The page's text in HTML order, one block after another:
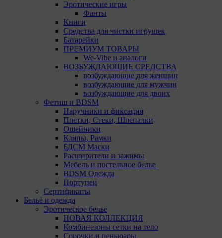
Эротические игры
Фанты
Книги
Средства для чистки игрушек
Батарейки
ПРЕМИУМ ТОВАРЫ
We-Vibe и аналоги
ВОЗБУЖДАЮЩИЕ СРЕДСТВА
возбуждающие для женщин
возбуждающие для мужчин
возбуждающие для двоих
Фетиш и BDSM
Наручники и фиксация
Плетки, Стеки, Шлепалки
Ошейники
Кляпы, Рамки
БДСМ Маски
Расширители и зажимы
Мебель и постельное белье
BDSM Одежда
Портупеи
Сертификаты
Бельё и одежда
Эротическое белье
НОВАЯ КОЛЛЕКЦИЯ
Комбинезоны сетки на тело
Сорочки и пеньюары
Internet Explorer
15. Пользователь всегда может направить сообщение
с имеющимся у него вопросом, в части
использования файлов сookie, на электронную почту
amorby80447490990@gmail.com
Настройка cookie
Мы обрабатываем куки в соответствии с
нижеуказанными целями и не используем их для
идентификации субъектов персональных данных.
Мы поручаем обрабатывать куки для исполнения
указанных целей компаниям (уполномоченным
Аналитические Cookie
Аналитические куки позволяют определять
предпочтения пользователей сайта. Компании,
которым мы поручаем обработку статистических
cookies:
Яндекс Метрика – сервис веб-аналитики,
предоставляемый ООО «Яндекс». Адрес: г.